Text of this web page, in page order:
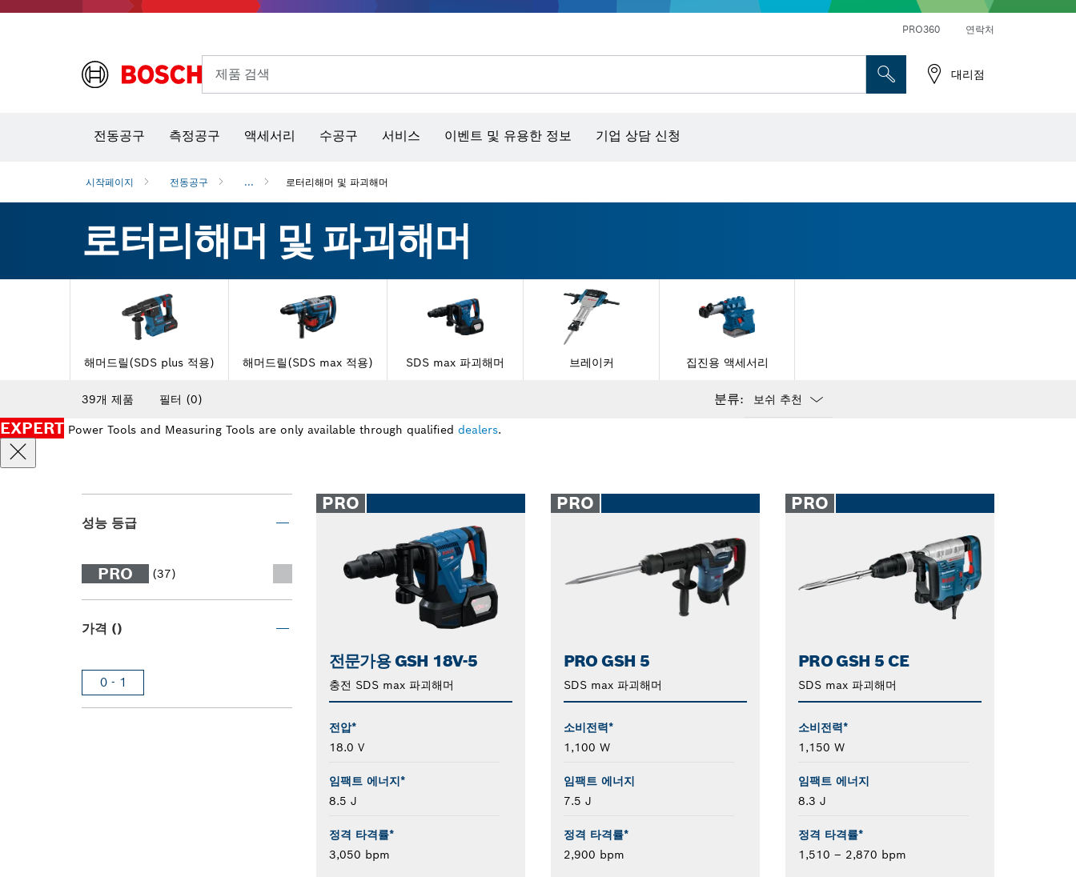
PRO360 연락처
제품 검색 대리점
전동공구 측정공구 액세서리 수공구 서비스 이벤트 및 유용한 정보 기업 상담 신청
시작페이지 전동공구 ... 로터리해머 및 파괴해머
로터리해머 및 파괴해머
해머드릴(SDS plus 적용) 해머드릴(SDS max 적용) SDS max 파괴해머 브레이커 집진용 액세서리
39개 제품 필터 (0) 분류:
EXPERT Power Tools and Measuring Tools are only available through qualified dealers.
성능 등급
PRO (37)
가격 ()
0 - 1
PRO
전문가용 GSH 18V-5
충전 SDS max 파괴해머
전압*
18.0 V
임팩트 에너지*
8.5 J
정격 타격률*
3,050 bpm
PRO
PRO GSH 5
SDS max 파괴해머
소비전력*
1,100 W
임팩트 에너지
7.5 J
정격 타격률*
2,900 bpm
PRO
PRO GSH 5 CE
SDS max 파괴해머
소비전력*
1,150 W
임팩트 에너지
8.3 J
정격 타격률*
1,510 – 2,870 bpm